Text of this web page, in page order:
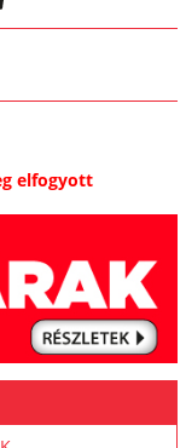
elfogyott